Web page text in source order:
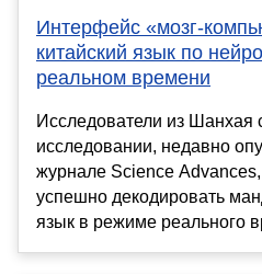
Интерфейс «мозг-
китайский язык по
реальном времени
Исследователи из Шанхая
исследовании, недавно
журнале Science
успешно декодировать
язык в режиме реального